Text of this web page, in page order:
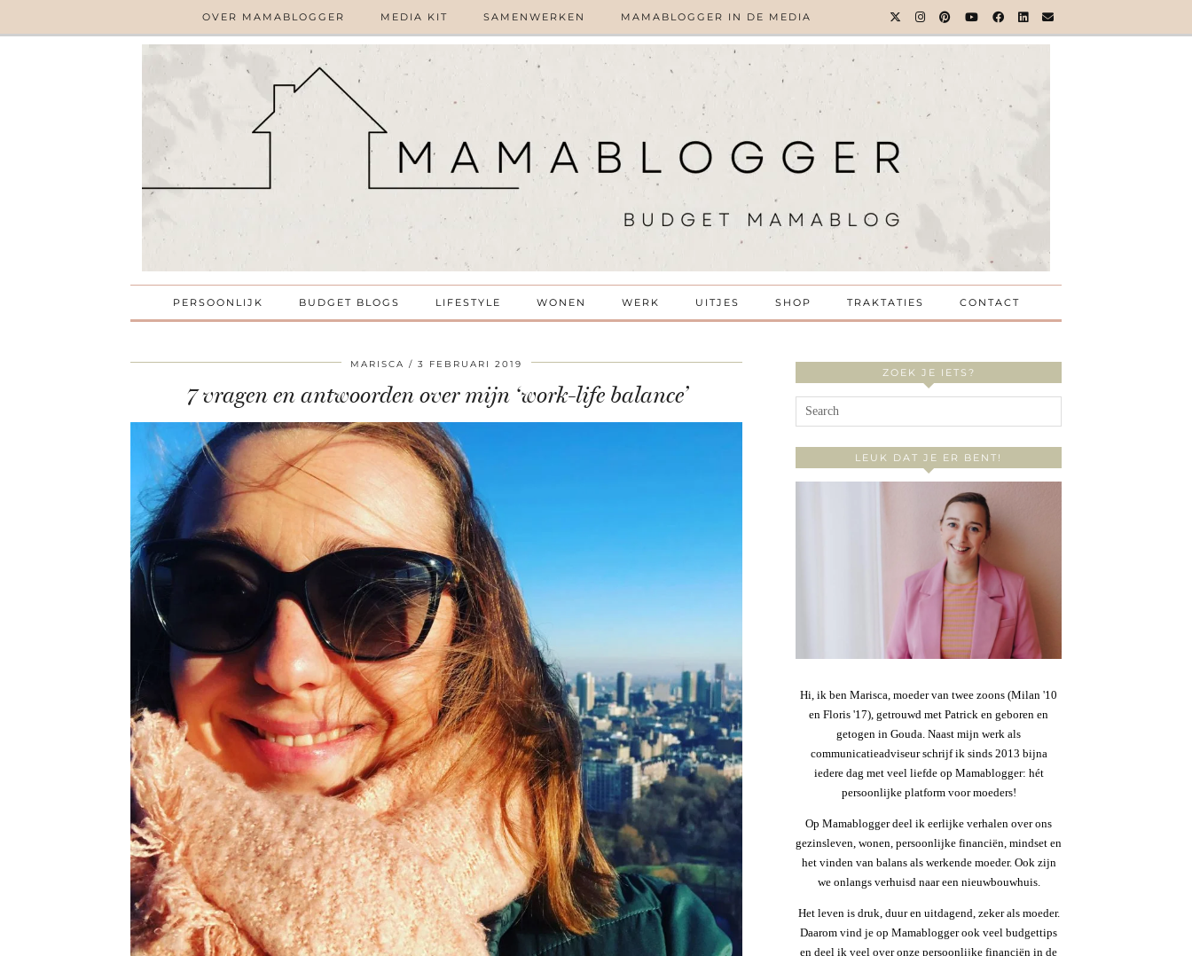
OVER MAMABLOGGER MEDIA KIT SAMENWERKEN MAMABLOGGER IN DE MEDIA
PERSOONLIJK BUDGET BLOGS LIFESTYLE WONEN WERK UITJES SHOP TRAKTATIES CONTACT
MARISCA 3 FEBRUARI 2019
7 vragen en antwoorden over mijn ‘work-life balance’
ZOEK JE IETS?
LEUK DAT JE ER BENT!
Hi, ik ben Marisca, moeder van twee zoons (Milan '10
en Floris '17), getrouwd met Patrick en geboren en
getogen in Gouda. Naast mijn werk als
communicatieadviseur schrijf ik sinds 2013 bijna
iedere dag met veel liefde op Mamablogger: hét
persoonlijke platform voor moeders!
Op Mamablogger deel ik eerlijke verhalen over ons
gezinsleven, wonen, persoonlijke financiën, mindset en
het vinden van balans als werkende moeder. Ook zijn
we onlangs verhuisd naar een nieuwbouwhuis.
Het leven is druk, duur en uitdagend, zeker als moeder.
Daarom vind je op Mamablogger ook veel budgettips
en deel ik veel over onze persoonlijke financiën in de